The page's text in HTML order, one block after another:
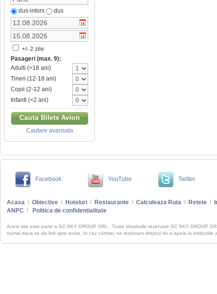
dus-intors dus
+/- 2 zile
Pasageri (max. 9):
Adulti (>18 ani)
Tineri (12-18 ani)
Copii (2-12 ani)
Infanti (<2 ani)
Cauta Bilete Avion
Cautare avansata
Facebook YouTube Twitter
Acasa Obiective Hoteluri Restaurante Calculeaza Ruta Retete
ANPC
Politica de confidentialitate
Acest site este parte a SC SKY GROUP SRL . Toate drepturile rezervate SC SKY GROUP
numai daca se da link spre sursa. In caz contrar, ne rezervam dreptul de a apela la institutiile